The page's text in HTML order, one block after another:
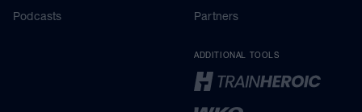
Podcasts
Partners
ADDITIONAL TOOLS